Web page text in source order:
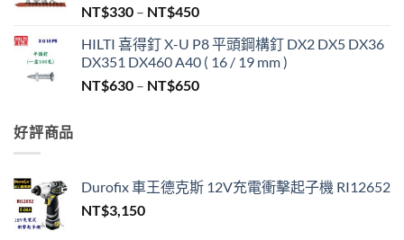
NT$330 – NT$450價
範
圍：
NT$330
HILTI 喜得釘 X-U P8 平頭鋼構釘 DX2 DX5 DX36
DX351 DX460 A40 ( 16 / 19 mm )
NT$630 – NT$650價
到
NT$650
好評商品
Durofix 車王德克斯 12V充電衝擊起子機 RI12652
NT$3,150